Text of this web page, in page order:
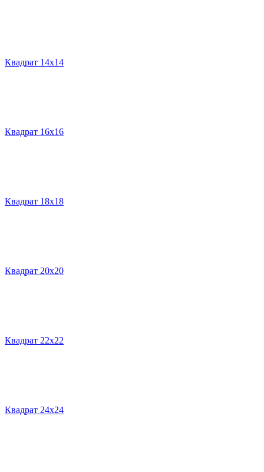
Квадрат 14х14
Квадрат 16х16
Квадрат 18х18
Квадрат 20х20
Квадрат 22х22
Квадрат 24х24